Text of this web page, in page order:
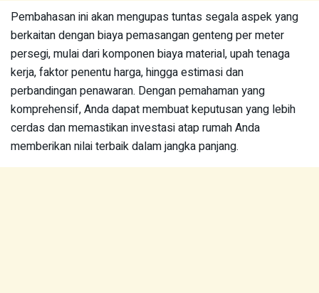
Pembahasan ini akan mengupas tuntas segala aspek yang
berkaitan dengan biaya pemasangan genteng per meter
persegi, mulai dari komponen biaya material, upah tenaga
kerja, faktor penentu harga, hingga estimasi dan
perbandingan penawaran. Dengan pemahaman yang
komprehensif, Anda dapat membuat keputusan yang lebih
cerdas dan memastikan investasi atap rumah Anda
memberikan nilai terbaik dalam jangka panjang.